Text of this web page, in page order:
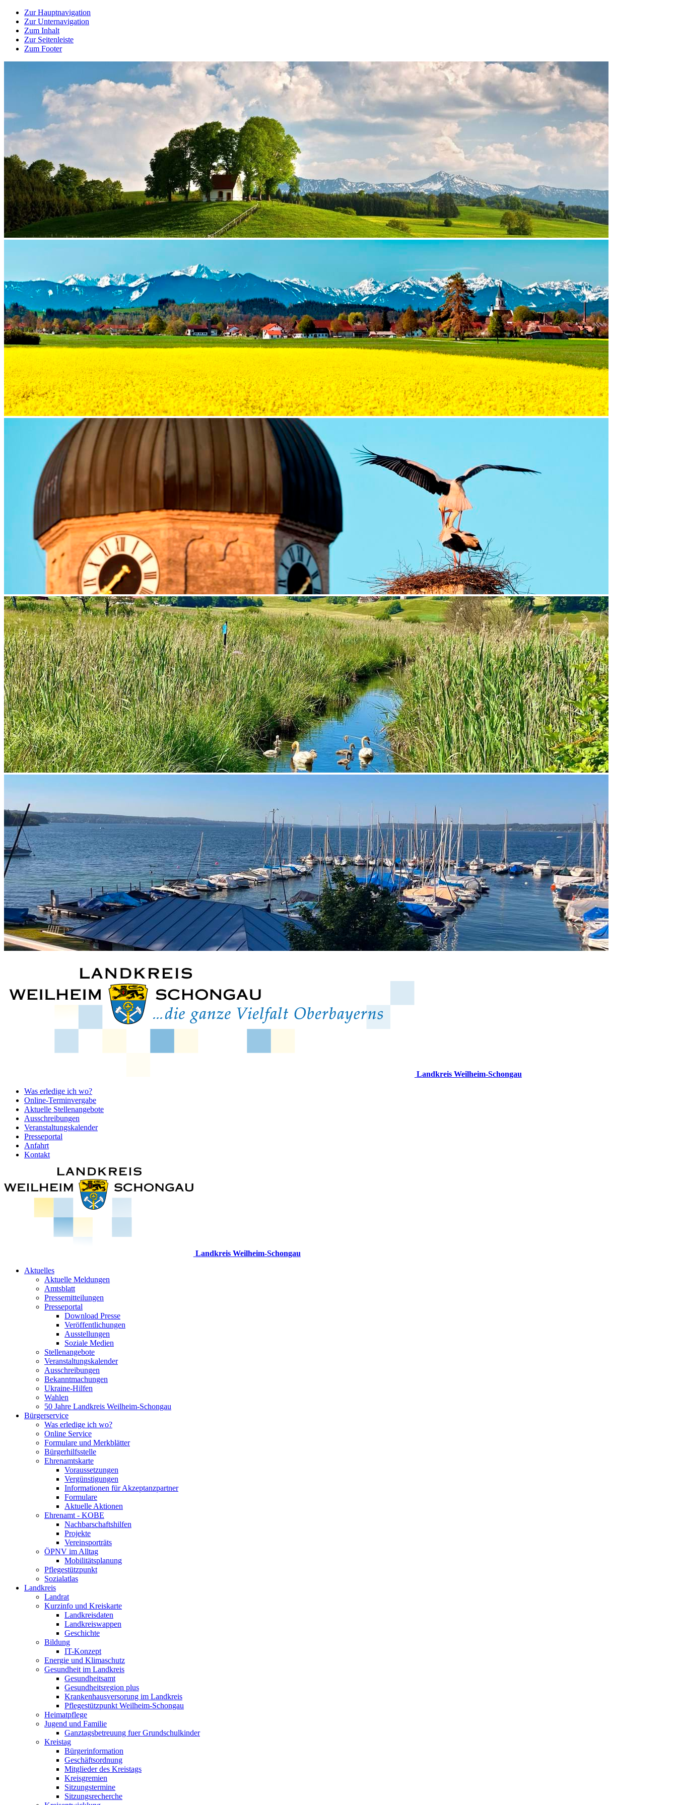
Zur Hauptnavigation
Zur Unternavigation
Zum Inhalt
Zur Seitenleiste
Zum Footer
Landkreis Weilheim-Schongau
Was erledige ich wo?
Online-Terminvergabe
Aktuelle Stellenangebote
Ausschreibungen
Veranstaltungskalender
Presseportal
Anfahrt
Kontakt
Landkreis Weilheim-Schongau
Aktuelles
Aktuelle Meldungen
Amtsblatt
Pressemitteilungen
Presseportal
Download Presse
Veröffentlichungen
Ausstellungen
Soziale Medien
Stellenangebote
Veranstaltungskalender
Ausschreibungen
Bekanntmachungen
Ukraine-Hilfen
Wahlen
50 Jahre Landkreis Weilheim-Schongau
Bürgerservice
Was erledige ich wo?
Online Service
Formulare und Merkblätter
Bürgerhilfsstelle
Ehrenamtskarte
Voraussetzungen
Vergünstigungen
Informationen für Akzeptanzpartner
Formulare
Aktuelle Aktionen
Ehrenamt - KOBE
Nachbarschaftshilfen
Projekte
Vereinsporträts
ÖPNV im Alltag
Mobilitätsplanung
Pflegestützpunkt
Sozialatlas
Landkreis
Landrat
Kurzinfo und Kreiskarte
Landkreisdaten
Landkreiswappen
Geschichte
Bildung
IT-Konzept
Energie und Klimaschutz
Gesundheit im Landkreis
Gesundheitsamt
Gesundheitsregion plus
Krankenhausversorung im Landkreis
Pflegestützpunkt Weilheim-Schongau
Heimatpflege
Jugend und Familie
Ganztagsbetreuung fuer Grundschulkinder
Kreistag
Bürgerinformation
Geschäftsordnung
Mitglieder des Kreistags
Kreisgremien
Sitzungstermine
Sitzungsrecherche